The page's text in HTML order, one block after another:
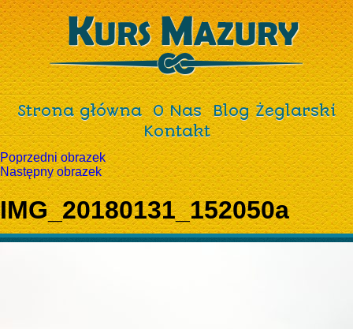
Strona główna O Nas
Blog Żeglarski
Kontakt
Poprzedni obrazek
Następny obrazek
IMG_20180131_152050a